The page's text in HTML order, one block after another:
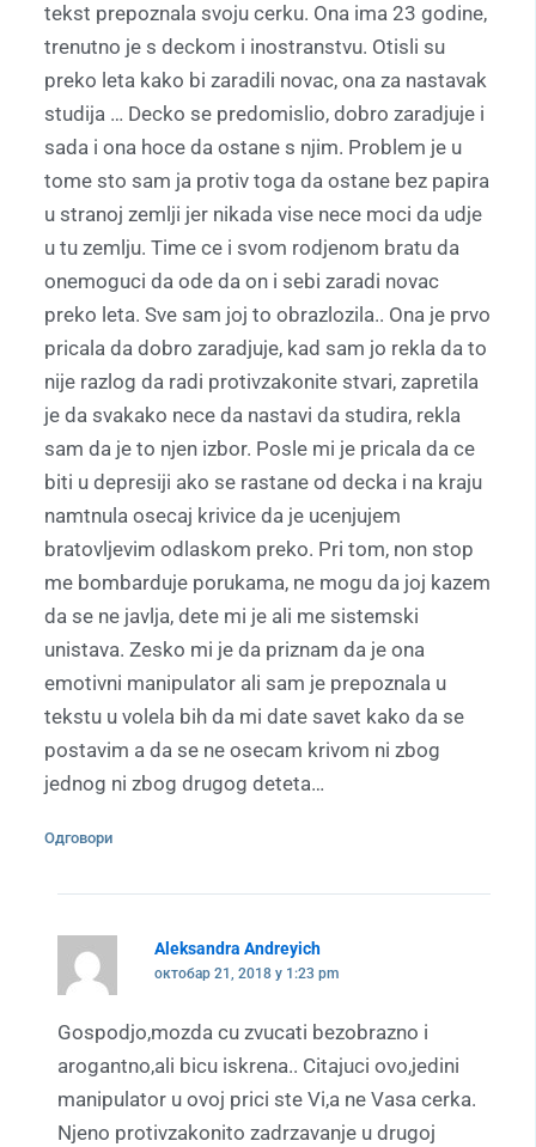
tekst prepoznala svoju cerku. Ona ima 23 godine,
trenutno je s deckom i inostranstvu. Otisli su
preko leta kako bi zaradili novac, ona za nastavak
studija … Decko se predomislio, dobro zaradjuje i
sada i ona hoce da ostane s njim. Problem je u
tome sto sam ja protiv toga da ostane bez papira
u stranoj zemlji jer nikada vise nece moci da udje
u tu zemlju. Time ce i svom rodjenom bratu da
onemoguci da ode da on i sebi zaradi novac
preko leta. Sve sam joj to obrazlozila.. Ona je prvo
pricala da dobro zaradjuje, kad sam jo rekla da to
nije razlog da radi protivzakonite stvari, zapretila
je da svakako nece da nastavi da studira, rekla
sam da je to njen izbor. Posle mi je pricala da ce
biti u depresiji ako se rastane od decka i na kraju
namtnula osecaj krivice da je ucenjujem
bratovljevim odlaskom preko. Pri tom, non stop
me bombarduje porukama, ne mogu da joj kazem
da se ne javlja, dete mi je ali me sistemski
unistava. Zesko mi je da priznam da je ona
emotivni manipulator ali sam je prepoznala u
tekstu u volela bih da mi date savet kako da se
postavim a da se ne osecam krivom ni zbog
jednog ni zbog drugog deteta…
Одговори
Aleksandra Andreyich
октобар 21, 2018 у 1:23 pm
Gospodjo,mozda cu zvucati bezobrazno i
arogantno,ali bicu iskrena.. Citajuci ovo,jedini
manipulator u ovoj prici ste Vi,a ne Vasa cerka.
Njeno protivzakonito zadrzavanje u drugoj